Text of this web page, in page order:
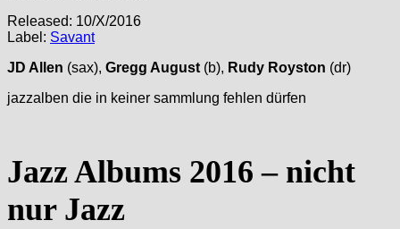
Released: 10/X/2016
Label: Savant
JD Allen (sax), Gregg August (b), Rudy Royston (dr)
jazzalben die in keiner sammlung fehlen dürfen
Jazz Albums 2016 – nicht
nur Jazz